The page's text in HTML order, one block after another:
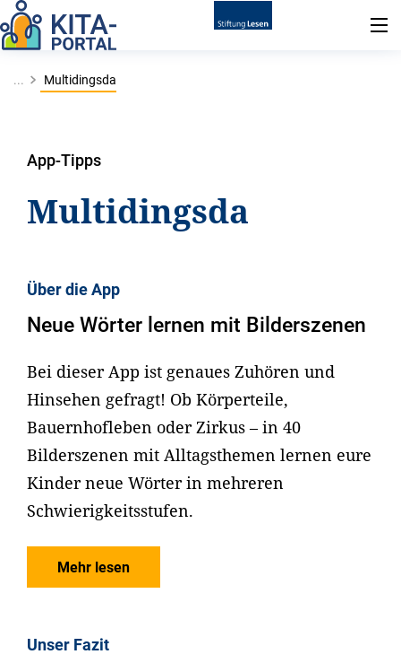
... Multidingsda
App-Tipps
Multidingsda
Über die App
Neue Wörter lernen mit Bilderszenen
Bei dieser App ist genaues Zuhören und
Hinsehen gefragt! Ob Körperteile,
Bauernhofleben oder Zirkus – in 40
Bilderszenen mit Alltagsthemen lernen eure
Kinder neue Wörter in mehreren
Schwierigkeitsstufen.
Mehr lesen
Unser Fazit